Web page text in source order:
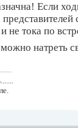
Если
не тока по
натреть